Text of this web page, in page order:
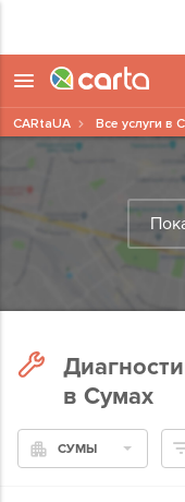
CARtaUA Все услуги в
в Сумах
СУМЫ